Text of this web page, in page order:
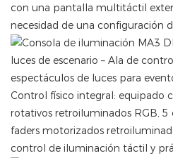
con una pantalla multitáctil
necesidad de una configuración
Control físico integral: equipado
rotativos retroiluminados RGB, 5
faders motorizados
control de iluminación táctil y